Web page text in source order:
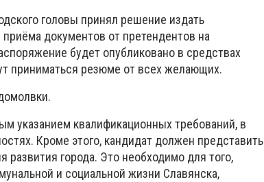
головы принял решение издать
документов от претендентов на
будет опубликовано в средствах
приниматься резюме от всех желающих.
указанием квалификационных требований, в
Кроме этого, кандидат должен представить
города. Это необходимо для того,
и социальной жизни Славянска,